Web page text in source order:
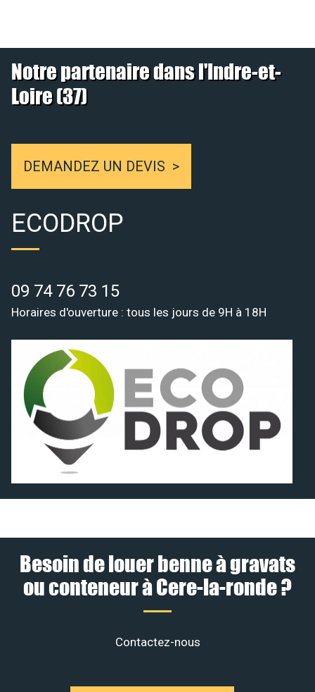
Notre partenaire dans l'Indre-et-
Loire (37)
DEMANDEZ UN DEVIS
ECODROP
09 74 76 73 15
Horaires d'ouverture : tous les jours de 9H à 18H
Besoin de louer benne à gravats
ou conteneur à Cere-la-ronde ?
Contactez-nous